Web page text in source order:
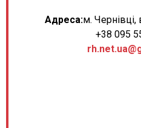
Адреса:м. Чернівці,
+38 095